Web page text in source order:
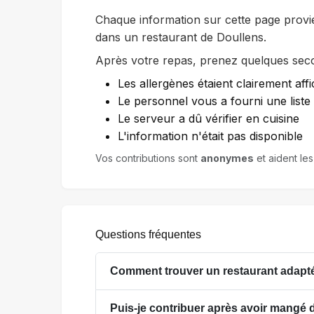
Chaque information sur cette page
dans un restaurant de Doullens.
Après votre repas, prenez quelques
Les allergènes étaient clairement
Le personnel vous a fourni une liste
Le serveur a dû vérifier en cuisine
L'information n'était pas disponible
Vos contributions sont anonymes et aident
Questions fréquentes
Comment trouver un restaurant
Puis-je contribuer après avoir mangé